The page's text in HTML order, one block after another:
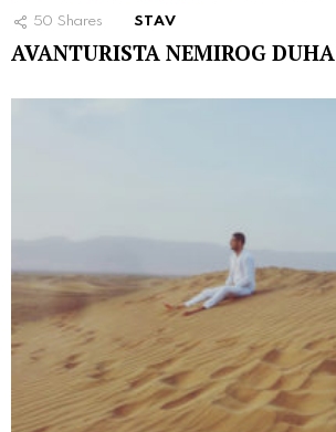
50 Shares STAV
AVANTURISTA NEMIROG DUHA